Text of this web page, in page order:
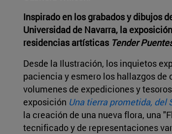
Inspirado en los grabados y dibujos
Universidad de Navarra, la
residencias artísticas Tender
Desde la Ilustración, los inquietos
paciencia y esmero los hallazgos de
volumenes de expediciones y
exposición Una tierra prometida,
la creación de una nueva flora, una
tecnificado y de representaciones